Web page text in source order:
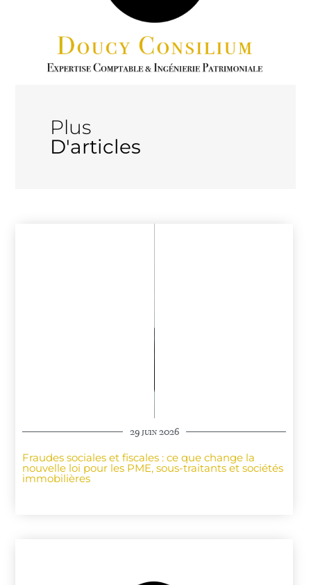
Plus
D'articles
29 juin 2026
Fraudes sociales et fiscales : ce que change la
nouvelle loi pour les PME, sous-traitants et sociétés
immobilières